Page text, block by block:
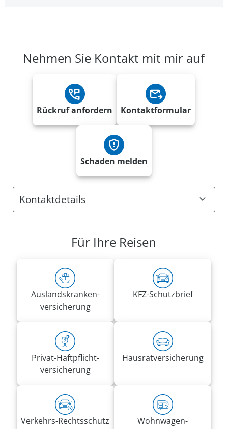
Nehmen Sie Kontakt mit mir auf
Rückruf anfordern Kontaktformular
Schaden melden
Kontaktdetails
Gunzenhausener Str. 1
Rufnummern:
09146 632
Mobil0178 2832522
erich.beckstein@vrk-ad.de
Für Ihre Reisen
Auslandskranken­
versicherung
KFZ-Schutzbrief
Privat-Haft­pflicht­
versicherung
Hausrat­versicherung
Verkehrs-Rechtsschutz
Wohnwagen­